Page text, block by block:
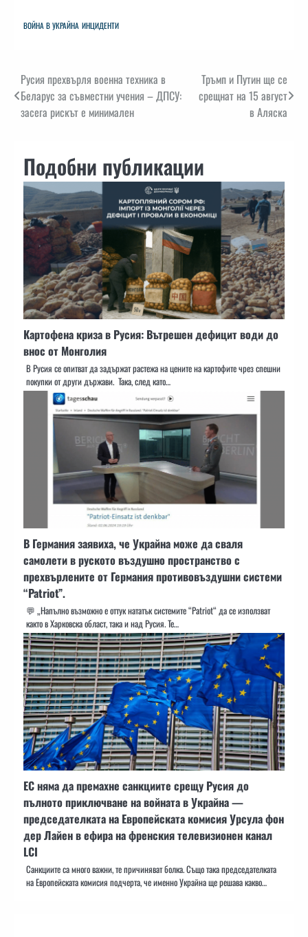
ВОЙНА В УКРАЙНА ИНЦИДЕНТИ
Навигация
Русия прехвърля военна техника в
Беларус за съвместни учения – ДПСУ:
засега рискът е минимален
Тръмп и Путин ще се
срещнат на 15 август
в Аляска
Подобни публикации
Картофена криза в Русия: Вътрешен дефицит води до
внос от Монголия
В Русия се опитват да задържат растежа на цените на картофите чрез спешни
покупки от други държави. Така, след като…
В Германия заявиха, че Украйна може да сваля
самолети в руското въздушно пространство с
прехвърлените от Германия противовъздушни системи
“Patriot”.
💬 „Напълно възможно е оттук нататък системите “Patriot“ да се използват
както в Харковска област, така и над Русия. Те…
ЕС няма да премахне санкциите срещу Русия до
пълното приключване на войната в Украйна —
председателката на Европейската комисия Урсула фон
дер Лайен в ефира на френския телевизионен канал
LCI
Санкциите са много важни, те причиняват болка. Също така председателката
на Европейската комисия подчерта, че именно Украйна ще решава какво…